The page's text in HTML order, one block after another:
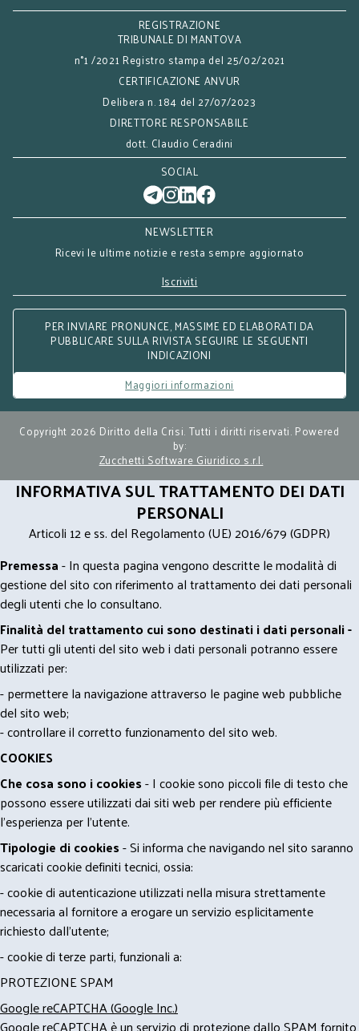
REGISTRAZIONE
TRIBUNALE DI MANTOVA
n°1 /2021 Registro stampa del 25/02/2021
CERTIFICAZIONE ANVUR
Delibera n. 184 del 27/07/2023
DIRETTORE RESPONSABILE
dott. Claudio Ceradini
SOCIAL
NEWSLETTER
Ricevi le ultime notizie e resta sempre aggiornato
Iscriviti
PER INVIARE PRONUNCE, MASSIME ED ELABORATI DA
PUBBLICARE SULLA RIVISTA SEGUIRE LE SEGUENTI
INDICAZIONI
Maggiori informazioni
Copyright 2026 Diritto della Crisi. Tutti i diritti riservati. Powered
by:
Zucchetti Software Giuridico s.r.l.
INFORMATIVA SUL TRATTAMENTO DEI DATI
PERSONALI
Articoli 12 e ss. del Regolamento (UE) 2016/679 (GDPR)
Premessa- In questa pagina vengono descritte le modalità di
gestione del sito con riferimento al trattamento dei dati personali
degli utenti che lo consultano.
Finalità del trattamento cui sono destinati i dati personali -
Per tutti gli utenti del sito web i dati personali potranno essere
utilizzati per:
- permettere la navigazione attraverso le pagine web pubbliche
del sito web;
- controllare il corretto funzionamento del sito web.
COOKIES
Che cosa sono i cookies- I cookie sono piccoli file di testo che
possono essere utilizzati dai siti web per rendere più efficiente
l'esperienza per l'utente.
Tipologie di cookies- Si informa che navigando nel sito saranno
scaricati cookie definiti tecnici, ossia:
- cookie di autenticazione utilizzati nella misura strettamente
necessaria al fornitore a erogare un servizio esplicitamente
richiesto dall'utente;
- cookie di terze parti, funzionali a:
PROTEZIONE SPAM
Google reCAPTCHA (Google Inc.)